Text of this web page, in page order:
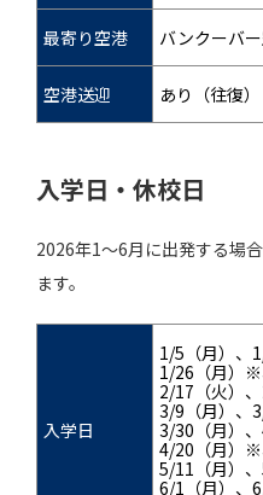
最寄り空港 バンクーバ
空港送迎 あり（往復）
入学日・休校日
2026年1～6月に出発する場
ます。
入学日
1/5（月）、
1/26（月）※
2/17（火）
3/9（月）、
3/30（月）
4/20（月）※
5/11（月）
6/1（月）、